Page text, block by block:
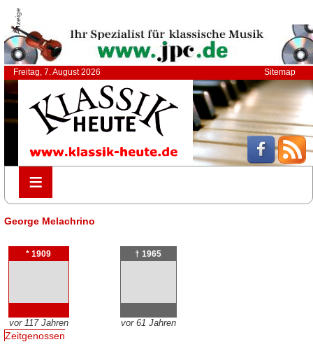
Anzeige
Freitag, 7. August 2026 Sitemap
≡
≡
George Melachrino
* 1909
vor 117 Jahren
† 1965
vor 61 Jahren
Zeitgenossen